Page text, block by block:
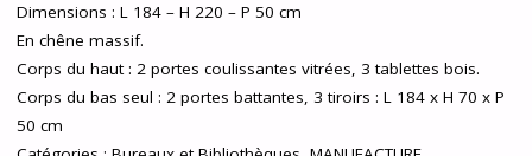
Dimensions : L 184 – H 220 – P 50 cm
En chêne massif.
Corps du haut : 2 portes coulissantes vitrées, 3 tablettes bois.
Corps du bas seul : 2 portes battantes, 3 tiroirs : L 184 x H 70 x P
50 cm